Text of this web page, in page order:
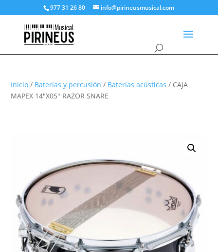
977 31 26 80 info@pirineusmusical.com
Inicio / Baterías y percusión / Baterías acústicas / CAJA
MAPEX 14″X05″ RAZOR SNARE